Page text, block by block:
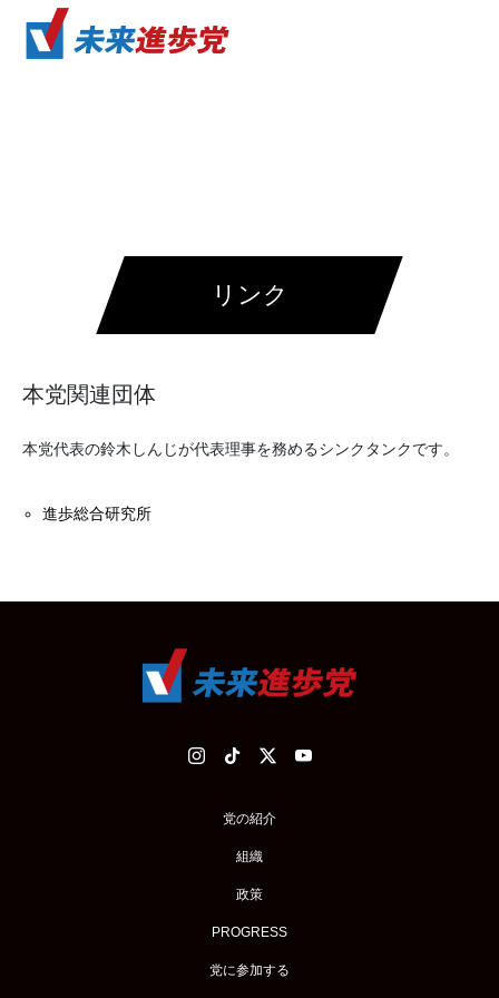
リンク
本党関連団体
本党代表の鈴木しんじが代表理事を務めるシンクタンクです。
進歩総合研究所
党の紹介
組織
政策
PROGRESS
党に参加する